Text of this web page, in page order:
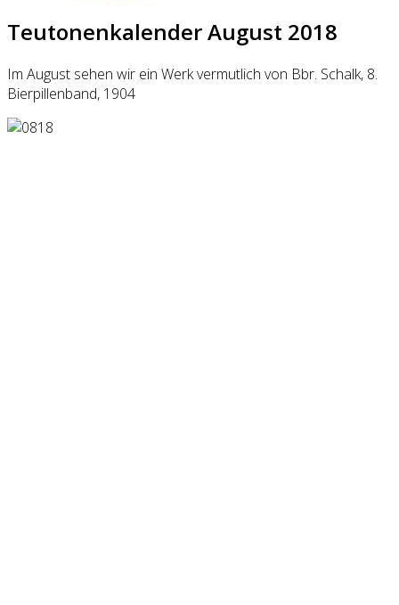
Teutonenkalender August 2018
Im August sehen wir ein Werk vermutlich von Bbr. Schalk, 8.
Bierpillenband, 1904